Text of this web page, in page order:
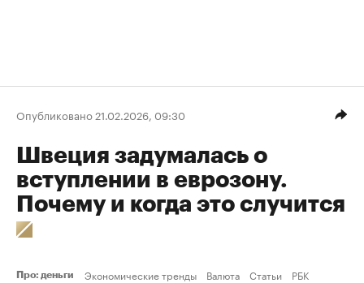
Опубликовано 21.02.2026, 09:30
Швеция задумалась о
вступлении в еврозону.
Почему и когда это случится
Про: деньги Экономические тренды Валюта Статьи РБК